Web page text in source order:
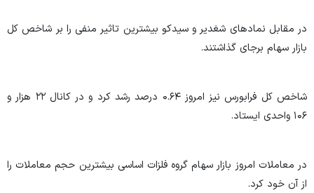
در مقابل نماد‌های شغدیر و سیدکو بیشترین تاثیر منفی را بر شاخص کل
بازار سهام برجای گذاشتند.
شاخص کل فرابورس نیز امروز ۰.۶۴ درصد رشد کرد و در کانال ۲۲ هزار و
۱۰۶ واحدی ایستاد.
در معاملات امروز بازار سهام گروه فلزات اساسی بیشترین حجم معاملات را
از آن خود کرد.